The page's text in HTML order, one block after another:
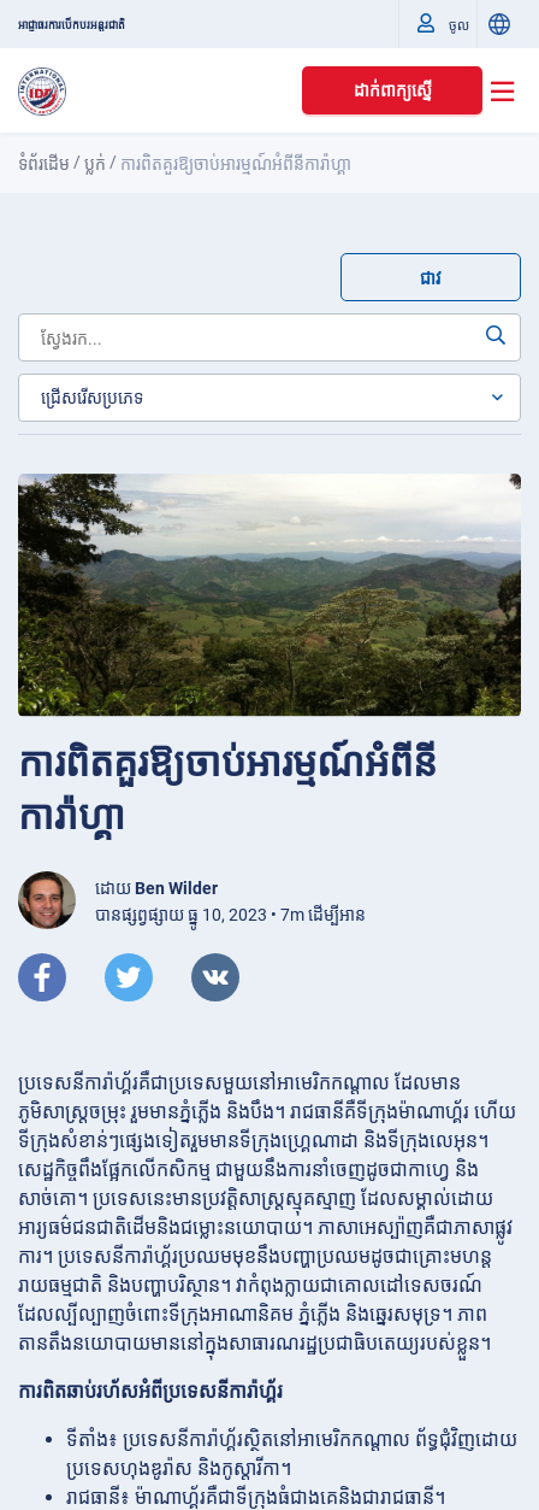
អាជ្ញាធរការបើកបរអន្តរជាតិ ចូល
ដាក់ពាក្យស្នើ
ទំព័រដើម /ប្លក់ / ការពិតគួរឱ្យចាប់អារម្មណ៍អំពីនីការ៉ាហ្គា
ជាវ
ការពិតគួរឱ្យចាប់អារម្មណ៍អំពីនី
ការ៉ាហ្គា
ដោយ Ben Wilder
បានផ្សព្វផ្សាយ ធ្នូ 10, 2023 • 7m ដើម្បីអាន
ប្រទេសនីការ៉ាហ្គ័រគឺជាប្រទេសមួយនៅអាមេរិកកណ្តាល ដែលមាន
ភូមិសាស្ត្រចម្រុះ រួមមានភ្នំភ្លើង និងបឹង។ រាជធានីគឺទីក្រុងម៉ាណាហ្គ័រ ហើយ
ទីក្រុងសំខាន់ៗផ្សេងទៀតរួមមានទីក្រុងហ្គ្រេណាដា និងទីក្រុងលេអុន។
សេដ្ឋកិច្ចពឹងផ្អែកលើកសិកម្ម ជាមួយនឹងការនាំចេញដូចជាកាហ្វេ និង
សាច់គោ។ ប្រទេសនេះមានប្រវត្តិសាស្ត្រស្មុគស្មាញ ដែលសម្គាល់ដោយ
អារ្យធម៌ជនជាតិដើមនិងជម្លោះនយោបាយ។ ភាសាអេស្ប៉ាញគឺជាភាសាផ្លូវ
ការ។ ប្រទេសនីការ៉ាហ្គ័រប្រឈមមុខនឹងបញ្ហាប្រឈមដូចជាគ្រោះមហន្ត
រាយធម្មជាតិ និងបញ្ហាបរិស្ថាន។ វាកំពុងក្លាយជាគោលដៅទេសចរណ៍
ដែលល្បីល្បាញចំពោះទីក្រុងអាណានិគម ភ្នំភ្លើង និងឆ្នេរសមុទ្រ។ ភាព
តានតឹងនយោបាយមាននៅក្នុងសាធារណរដ្ឋប្រជាធិបតេយ្យរបស់ខ្លួន។
ការពិតឆាប់រហ័សអំពីប្រទេសនីការ៉ាហ្គ័រ
ទីតាំង៖ ប្រទេសនីការ៉ាហ្គ័រស្ថិតនៅអាមេរិកកណ្តាល ព័ទ្ធជុំវិញដោយ
ប្រទេសហុងឌូរ៉ាស និងកូស្តារីកា។
រាជធានី៖ ម៉ាណាហ្គ័រគឺជាទីក្រុងធំជាងគេនិងជារាជធានី។